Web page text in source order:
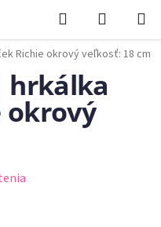
Hľadať
KOŠÍK
Richie okrový veľkosť: 18 cm
hrkálka
okrový